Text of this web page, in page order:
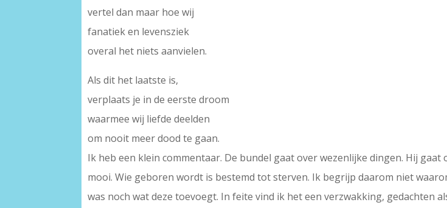
vertel dan maar hoe wij
fanatiek en levensziek
overal het niets aanvielen.
Als dit het laatste is,
verplaats je in de eerste droom
waarmee wij liefde deelden
om nooit meer dood te gaan.
Ik heb een klein commentaar. De bundel gaat over wezenlijke dingen. Hij gaat
mooi. Wie geboren wordt is bestemd tot sterven. Ik begrijp daarom niet
was noch wat deze toevoegt. In feite vind ik het een verzwakking, gedachten